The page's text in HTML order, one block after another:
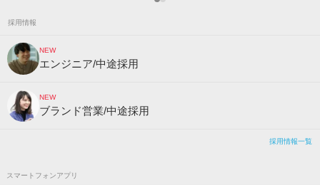
採用情報
NEW
エンジニア/中途採用
NEW
ブランド営業/中途採用
採用情報一覧
スマートフォンアプリ